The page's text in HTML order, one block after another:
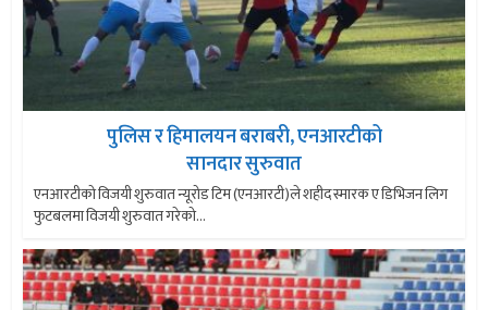
पुलिस र हिमालयन बराबरी, एनआरटीको
सानदार सुरुवात
एनआरटीको विजयी शुरुवात न्यूरोड टिम (एनआरटी)ले शहीद स्मारक ए डिभिजन लिग
फुटबलमा विजयी शुरुवात गरेको...